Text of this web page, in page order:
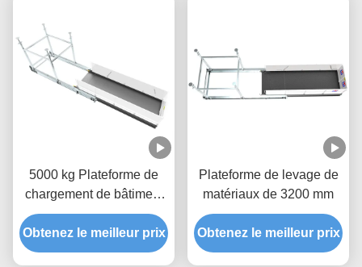
5000 kg Plateforme de
chargement de bâtiment
Galvanisation à chaud
MLP4200
Obtenez le meilleur prix
Plateforme de levage de
matériaux de 3200 mm
Obtenez le meilleur prix